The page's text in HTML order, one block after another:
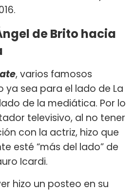
de Brito hacia
, varios famosos
sea para el lado de La
de la mediática. Por lo
televisivo, al no tener
con la actriz, hizo que
esté “más del lado” de
Icardi.
hizo un posteo en su